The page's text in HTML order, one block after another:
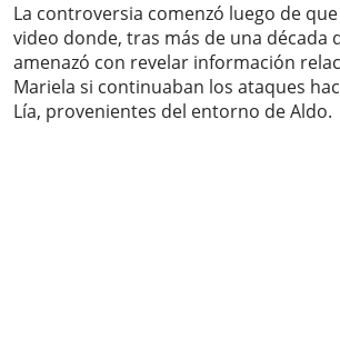
La controversia comenzó luego de
video donde, tras más de una década
amenazó con revelar información
Mariela si continuaban los ataques
Lía, provenientes del entorno de Aldo.